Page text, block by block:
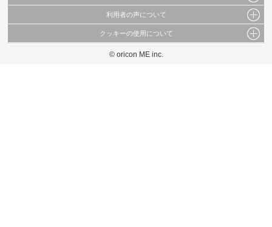
当サイトで公開されている情報（文字、写真、イラスト、画像データ等）及びこれらの配
これらの情報を権利者の許可なく無断転載・複製などの二次利用を行うことは固く禁じて
利用者の声について
当サイトに掲載している内容はすべてサービスの利用者が提出された見解・感想です。
弊社の見解・ 意見ではないことをご理解いただいた上でご覧ください。
クッキーの使用について
このサイトでは Cookie を使用して、ユーザーに合わせたコンテンツや広告の表示、ソー
© oricon ME inc.